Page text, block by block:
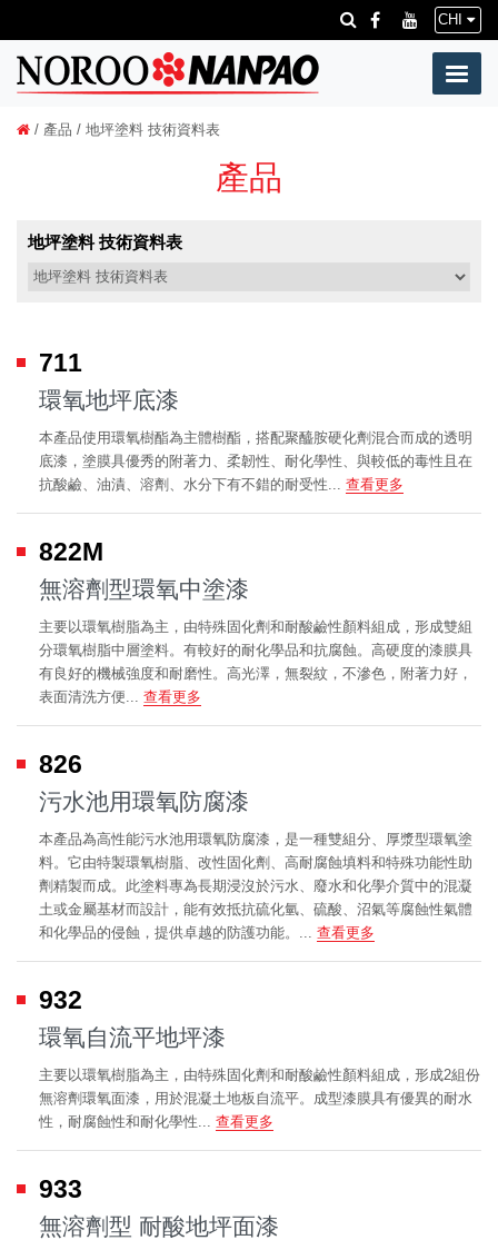
CHI
/ 產品 / 地坪塗料 技術資料表
產品
地坪塗料 技術資料表
711
環氧地坪底漆
本產品使用環氧樹酯為主體樹酯，搭配聚醯胺硬化劑混合而成的透明
底漆，塗膜具優秀的附著力、柔韌性、耐化學性、與較低的毒性且在
抗酸鹼、油漬、溶劑、水分下有不錯的耐受性... 查看更多
822M
無溶劑型環氧中塗漆
主要以環氧樹脂為主，由特殊固化劑和耐酸鹼性顏料組成，形成雙組
分環氧樹脂中層塗料。有較好的耐化學品和抗腐蝕。高硬度的漆膜具
有良好的機械強度和耐磨性。高光澤，無裂紋，不滲色，附著力好，
表面清洗方便... 查看更多
826
污水池用環氧防腐漆
本產品為高性能污水池用環氧防腐漆，是一種雙組分、厚漿型環氧塗
料。它由特製環氧樹脂、改性固化劑、高耐腐蝕填料和特殊功能性助
劑精製而成。此塗料專為長期浸沒於污水、廢水和化學介質中的混凝
土或金屬基材而設計，能有效抵抗硫化氫、硫酸、沼氣等腐蝕性氣體
和化學品的侵蝕，提供卓越的防護功能。... 查看更多
932
環氧自流平地坪漆
主要以環氧樹脂為主，由特殊固化劑和耐酸鹼性顏料組成，形成2組份
無溶劑環氧面漆，用於混凝土地板自流平。成型漆膜具有優異的耐水
性，耐腐蝕性和耐化學性... 查看更多
933
無溶劑型 耐酸地坪面漆